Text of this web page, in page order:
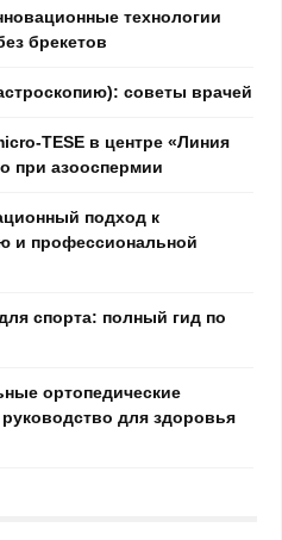
технологии
брекетов
советы врачей
TESE в центре «Линия
при азооспермии
подход к
и профессиональной
спорта: полный гид по
ортопедические
для здоровья